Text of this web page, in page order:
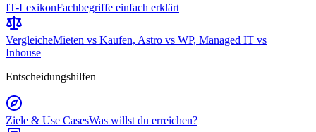
IT-LexikonFachbegriffe einfach erklärt
VergleicheMieten vs Kaufen, Astro vs WP, Managed IT vs
Inhouse
Entscheidungshilfen
Ziele & Use CasesWas willst du erreichen?